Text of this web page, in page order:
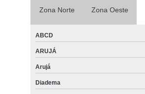
Zona Norte Zona Oeste
ABCD
ARUJÁ
Arujá
Diadema